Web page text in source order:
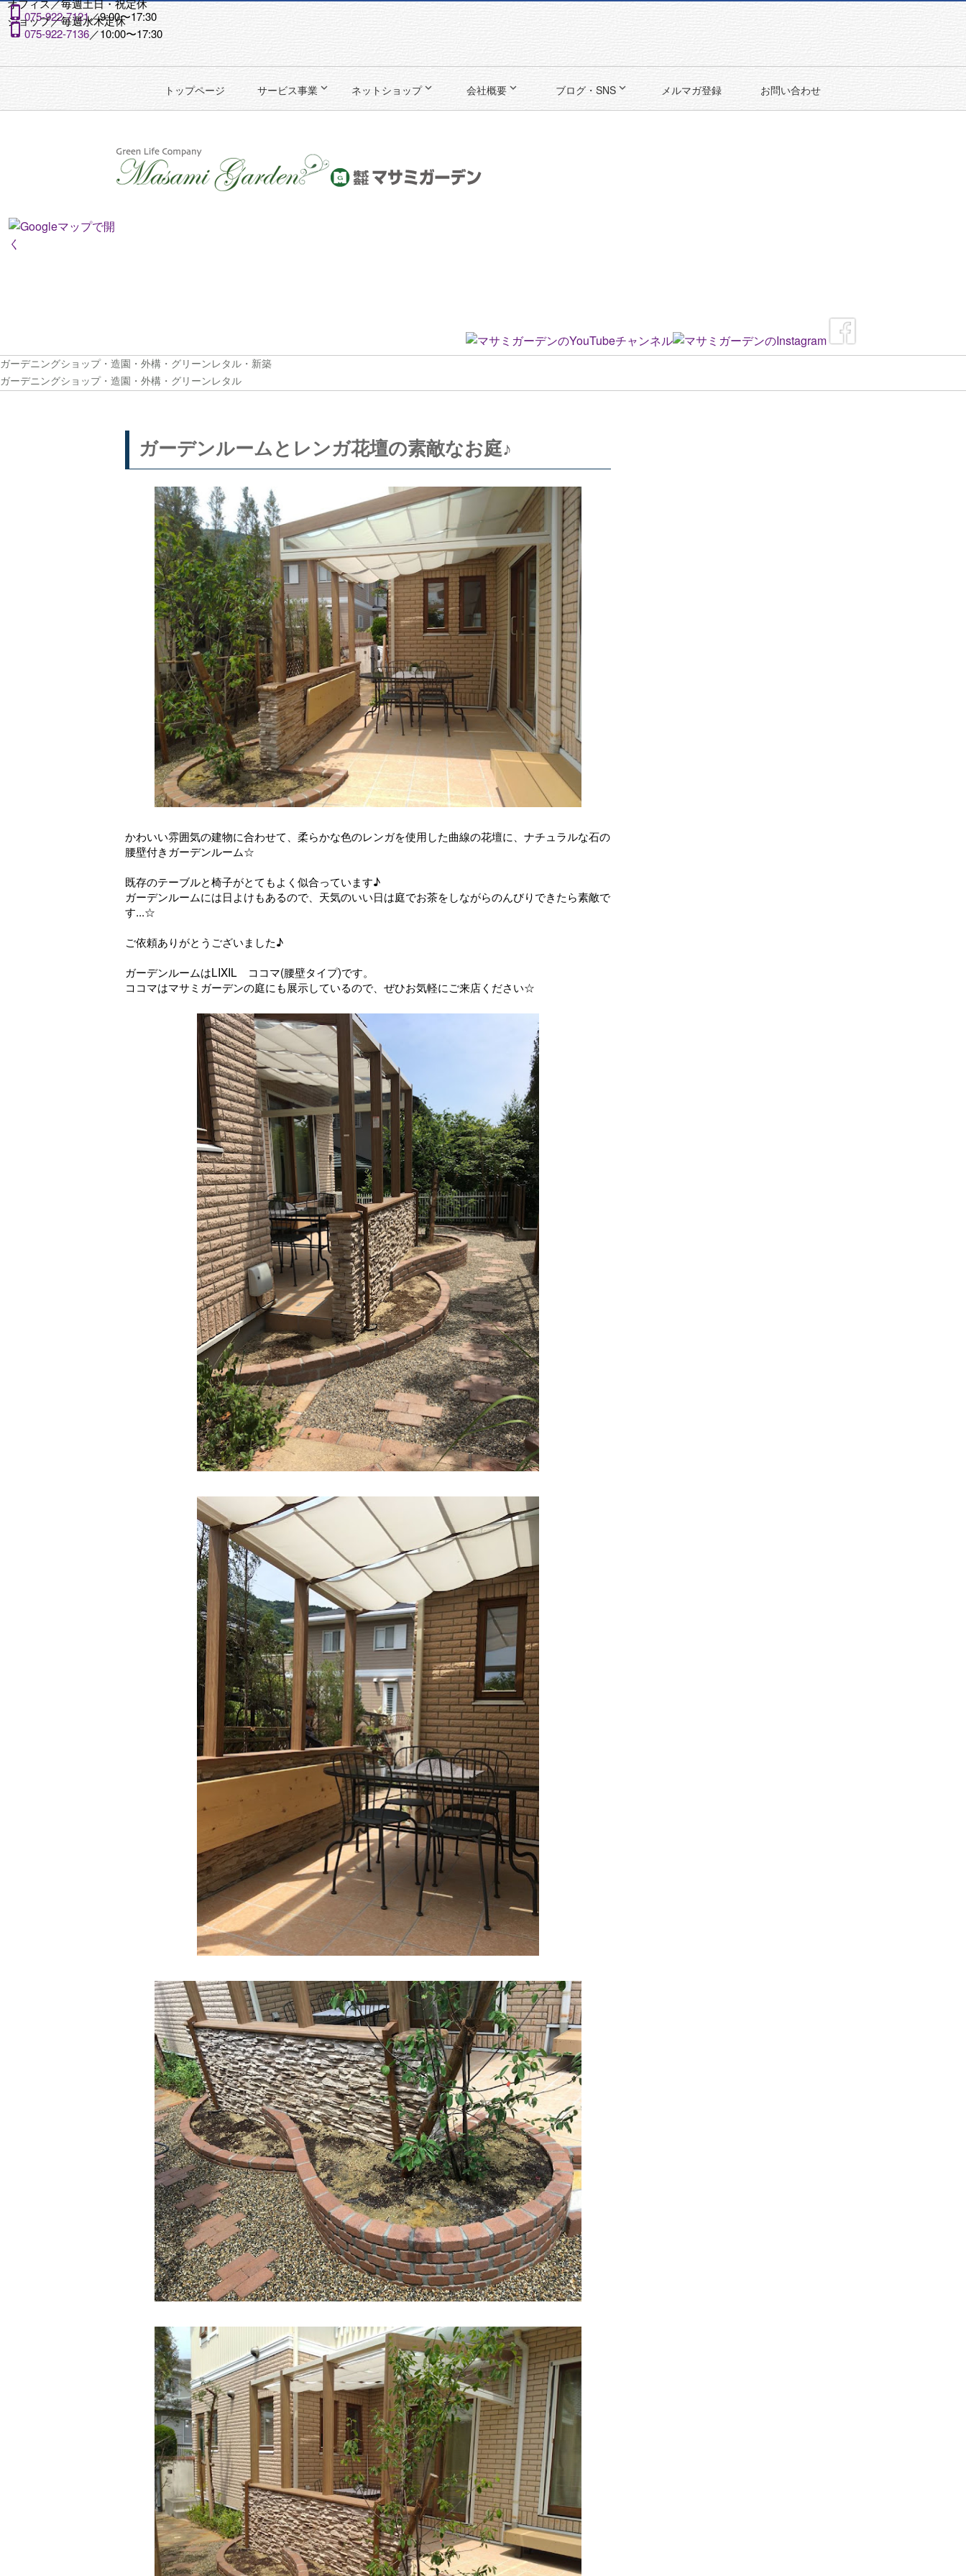
トップページ サービス事業  ネットショップ 会社概要  ブログ・SNS メルマガ登録 お問い合わせ
オフィス／毎週土日・祝定休
075-922-7121／9:00〜17:30
ショップ／毎週水木定休
075-922-7136／10:00〜17:30
ガーデニングショップ・造園・外構・グリーンレタル・新築
ガーデニングショップ・造園・外構・グリーンレタル
ガーデンルームとレンガ花壇の素敵なお庭♪
かわいい雰囲気の建物に合わせて、柔らかな色のレンガを使用した曲線の花壇に、ナチュラルな石の
腰壁付きガーデンルーム☆
既存のテーブルと椅子がとてもよく似合っています♪
ガーデンルームには日よけもあるので、天気のいい日は庭でお茶をしながらのんびりできたら素敵で
す...☆
ご依頼ありがとうございました♪
ガーデンルームはLIXIL ココマ(腰壁タイプ)です。
ココマはマサミガーデンの庭にも展示しているので、ぜひお気軽にご来店ください☆